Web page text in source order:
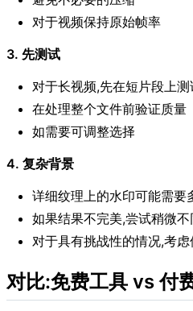
对于视频保持原始帧率
3. 先测试
对于长视频,先在短片段上测
在处理整个文件前验证质量
如需要可调整选择
4. 复杂背景
详细纹理上的水印可能需要
如果结果不完美,尝试稍微
对于具有挑战性的情况,考
对比:免费工具 vs 付